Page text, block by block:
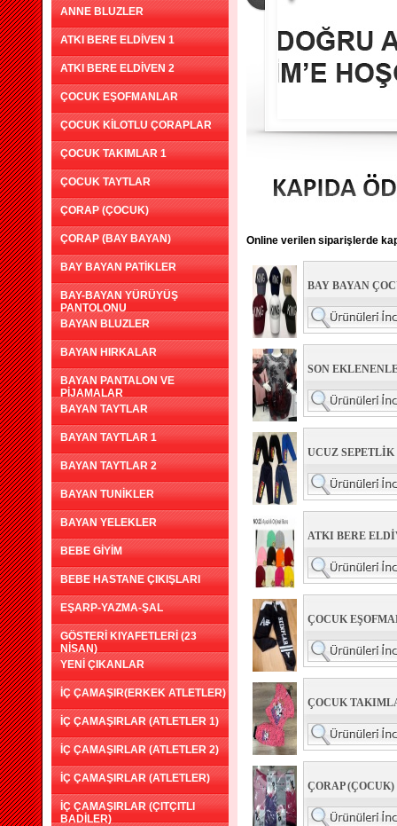
ANNE BLUZLER
ATKI BERE ELDİVEN 1
ATKI BERE ELDİVEN 2
ÇOCUK EŞOFMANLAR
ÇOCUK KİLOTLU ÇORAPLAR
ÇOCUK TAKIMLAR 1
ÇOCUK TAYTLAR
ÇORAP (ÇOCUK)
ÇORAP (BAY BAYAN)
BAY BAYAN PATİKLER
BAY-BAYAN YÜRÜYÜŞ
PANTOLONU
BAYAN BLUZLER
BAYAN HIRKALAR
BAYAN PANTALON VE
PİJAMALAR
BAYAN TAYTLAR
BAYAN TAYTLAR 1
BAYAN TAYTLAR 2
BAYAN TUNİKLER
BAYAN YELEKLER
BEBE GİYİM
BEBE HASTANE ÇIKIŞLARI
EŞARP-YAZMA-ŞAL
GÖSTERİ KIYAFETLERİ (23
NİSAN)
YENİ ÇIKANLAR
İÇ ÇAMAŞIR(ERKEK ATLETLER)
İÇ ÇAMAŞIRLAR (ATLETLER 1)
İÇ ÇAMAŞIRLAR (ATLETLER 2)
İÇ ÇAMAŞIRLAR (ATLETLER)
İÇ ÇAMAŞIRLAR (ÇITÇITLI
BADİLER)
Online verilen siparişlerde
BAY BAYAN
SON
UCUZ
ATKI BERE
ÇOCUK
ÇOCUK
ÇORAP (ÇOCUK)